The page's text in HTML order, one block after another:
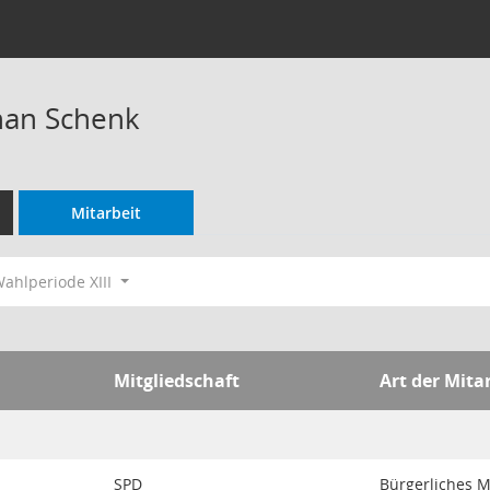
Schenk
Mitarbeit
XIII
Mitgliedschaft Art der
SPD Bürgerliches